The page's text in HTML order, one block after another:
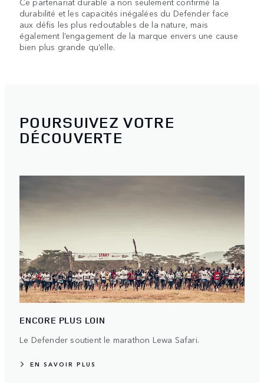
durabilité et les capacités inégalées du Defender face
aux défis les plus redoutables de la nature, mais
également l’engagement de la marque envers une cause
bien plus grande qu’elle.
POURSUIVEZ VOTRE
DÉCOUVERTE
ENCORE PLUS LOIN
Le Defender soutient le marathon Lewa Safari.
EN SAVOIR PLUS